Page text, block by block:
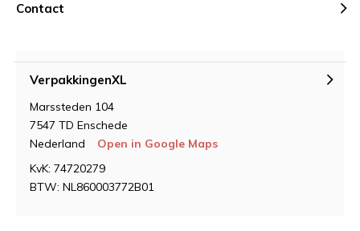
Contact
VerpakkingenXL
Marssteden 104
7547 TD Enschede
Nederland
Open in Google Maps
KvK: 74720279
BTW: NL860003772B01